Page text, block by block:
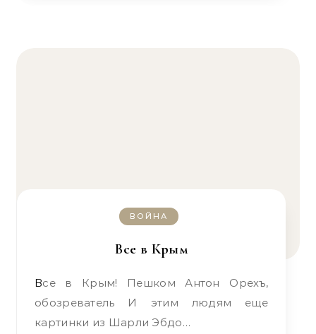
ВОЙНА
Все в Крым
Все в Крым! Пешком Антон Орехъ,
обозреватель И этим людям еще
картинки из Шарли Эбдо…